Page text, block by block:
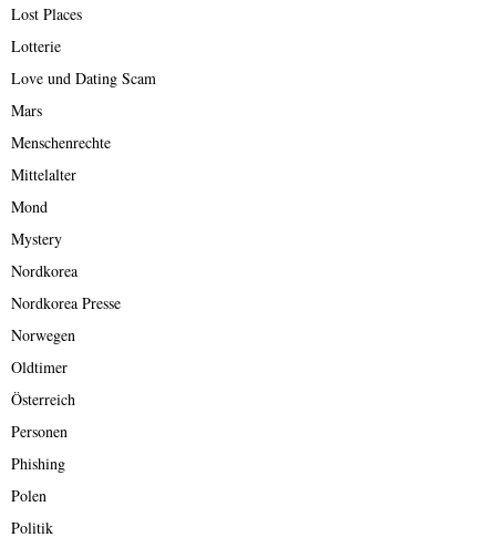
Lost Places
Lotterie
Love und Dating Scam
Mars
Menschenrechte
Mittelalter
Mond
Mystery
Nordkorea
Nordkorea Presse
Norwegen
Oldtimer
Österreich
Personen
Phishing
Polen
Politik